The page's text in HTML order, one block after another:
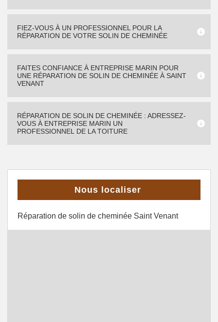
FIEZ-VOUS À UN PROFESSIONNEL POUR LA
RÉPARATION DE VOTRE SOLIN DE CHEMINÉE
FAITES CONFIANCE À ENTREPRISE MARIN POUR
UNE RÉPARATION DE SOLIN DE CHEMINÉE À SAINT
VENANT
RÉPARATION DE SOLIN DE CHEMINÉE : ADRESSEZ-
VOUS À ENTREPRISE MARIN UN
PROFESSIONNEL DE LA TOITURE
Nous localiser
Réparation de solin de cheminée Saint Venant